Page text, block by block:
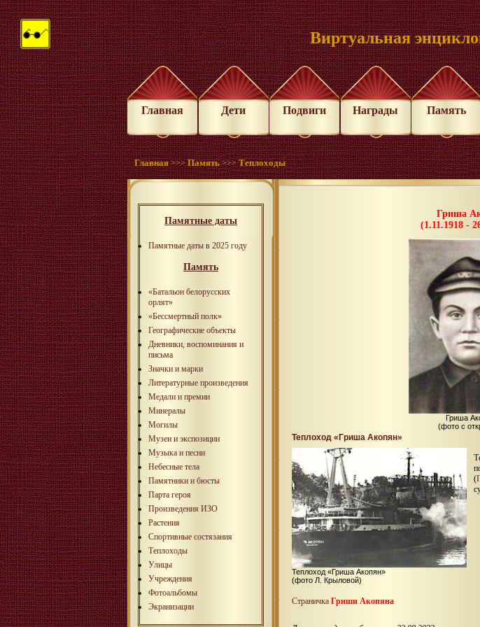
Виртуальная
Главная Дети Подвиги Награды Память
Главная >>>Память >>>Теплоходы
Памятные даты
Памятные даты в 2025 году
Память
«Батальон белорусских
орлят»
«Бессмертный полк»
Географические объекты
Дневники, воспоминания и
письма
Значки и марки
Литературные произведения
Медали и премии
Минералы
Могилы
Музеи и экспозиции
Музыка и песни
Небесные тела
Памятники и бюсты
Парта героя
Произведения ИЗО
Растения
Спортивные состязания
Теплоходы
Улицы
Учреждения
Фотоальбомы
Экранизации
Гриша
(1.11.1918 -
Гриша
(фото с
Теплоход «Гриша Акопян»
Теплоход «Гриша Акопян»
(фото Л. Крыловой)
(
Страничка Гриши Акопяна